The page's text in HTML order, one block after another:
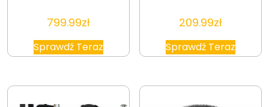
799.99zł
Sprawdź Teraz
209.99zł
Sprawdź Teraz